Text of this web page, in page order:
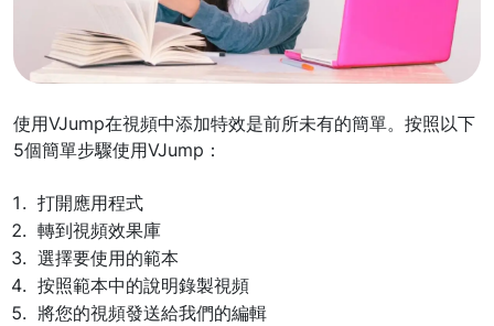
使用VJump在視頻中添加特效是前所未有的簡單。按照以下
5個簡單步驟使用VJump：
打開應用程式
轉到視頻效果庫
選擇要使用的範本
按照範本中的說明錄製視頻
將您的視頻發送給我們的編輯